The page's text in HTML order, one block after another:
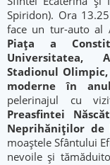
Spiridon). Ora
face un tur-auto al
Piața a
Universitatea,
Stadionul
moderne în
pelerinajul cu
Preasfintei
Neprihăniților de
moaștele Sfântului
nevoile şi